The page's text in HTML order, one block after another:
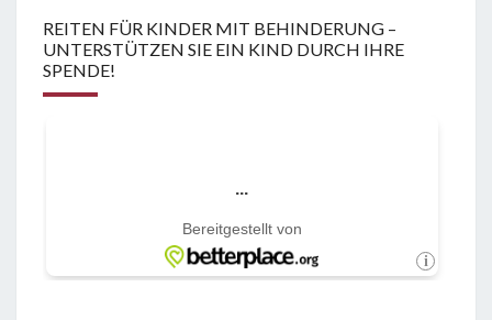
REITEN FÜR KINDER MIT BEHINDERUNG –
UNTERSTÜTZEN SIE EIN KIND DURCH IHRE
SPENDE!